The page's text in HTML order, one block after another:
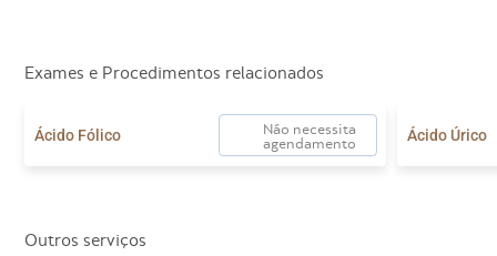
Exames e Procedimentos relacionados
Ácido Fólico
Não necessita
agendamento
Ácido Úrico
Outros serviços